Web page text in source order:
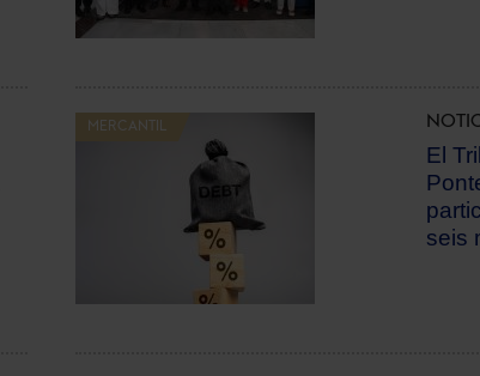
MERCANTIL
El
seis